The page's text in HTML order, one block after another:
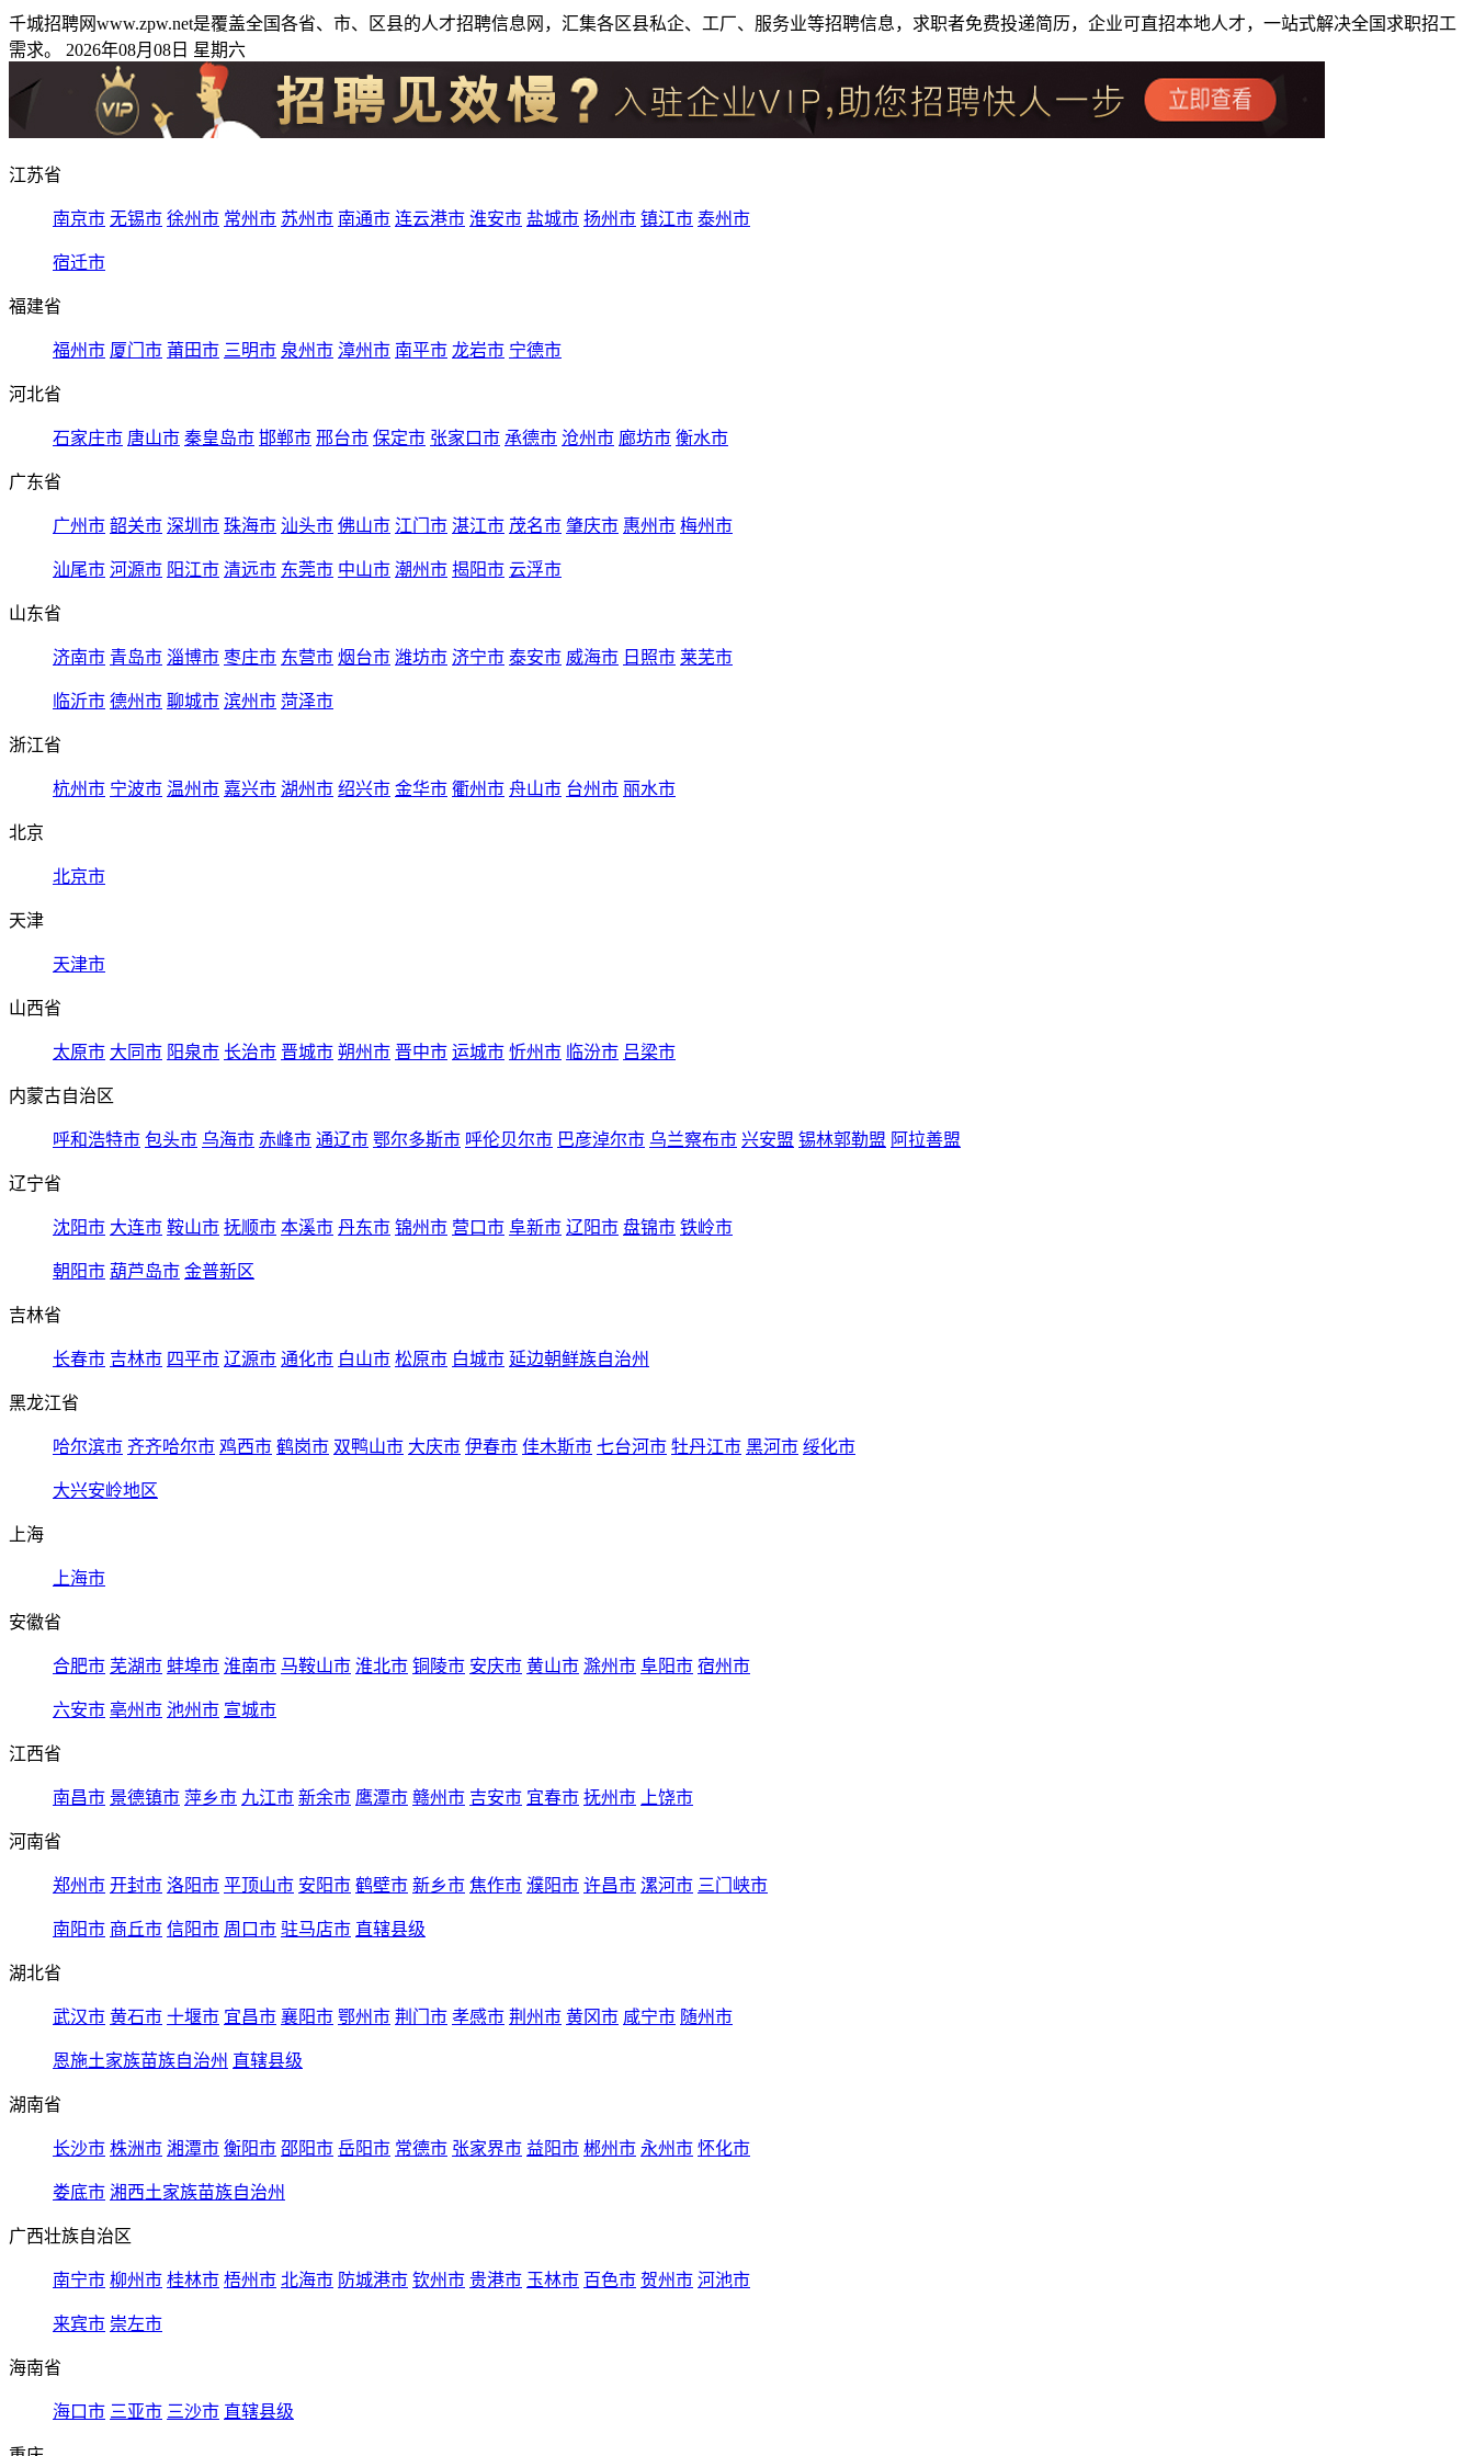
千城招聘网www.zpw.net是覆盖全国各省、市、区县的人才招聘信息网，汇集各区县私企、工厂、服务业等招聘信息，求职者免费投递简历，企业可直招本地人才，一站式解决全国求职招工
需求。 2026年08月08日 星期六
江苏省
南京市 无锡市 徐州市 常州市 苏州市 南通市 连云港市 淮安市 盐城市 扬州市 镇江市 泰州市
宿迁市
福建省
福州市 厦门市 莆田市 三明市 泉州市 漳州市 南平市 龙岩市 宁德市
河北省
石家庄市 唐山市 秦皇岛市 邯郸市 邢台市 保定市 张家口市 承德市 沧州市 廊坊市 衡水市
广东省
广州市 韶关市 深圳市 珠海市 汕头市 佛山市 江门市 湛江市 茂名市 肇庆市 惠州市 梅州市
汕尾市 河源市 阳江市 清远市 东莞市 中山市 潮州市 揭阳市 云浮市
山东省
济南市 青岛市 淄博市 枣庄市 东营市 烟台市 潍坊市 济宁市 泰安市 威海市 日照市 莱芜市
临沂市 德州市 聊城市 滨州市 菏泽市
浙江省
杭州市 宁波市 温州市 嘉兴市 湖州市 绍兴市 金华市 衢州市 舟山市 台州市 丽水市
北京
北京市
天津
天津市
山西省
太原市 大同市 阳泉市 长治市 晋城市 朔州市 晋中市 运城市 忻州市 临汾市 吕梁市
内蒙古自治区
呼和浩特市 包头市 乌海市 赤峰市 通辽市 鄂尔多斯市 呼伦贝尔市 巴彦淖尔市 乌兰察布市 兴安盟 锡林郭勒盟 阿拉善盟
辽宁省
沈阳市 大连市 鞍山市 抚顺市 本溪市 丹东市 锦州市 营口市 阜新市 辽阳市 盘锦市 铁岭市
朝阳市 葫芦岛市 金普新区
吉林省
长春市 吉林市 四平市 辽源市 通化市 白山市 松原市 白城市 延边朝鲜族自治州
黑龙江省
哈尔滨市 齐齐哈尔市 鸡西市 鹤岗市 双鸭山市 大庆市 伊春市 佳木斯市 七台河市 牡丹江市 黑河市 绥化市
大兴安岭地区
上海
上海市
安徽省
合肥市 芜湖市 蚌埠市 淮南市 马鞍山市 淮北市 铜陵市 安庆市 黄山市 滁州市 阜阳市 宿州市
六安市 亳州市 池州市 宣城市
江西省
南昌市 景德镇市 萍乡市 九江市 新余市 鹰潭市 赣州市 吉安市 宜春市 抚州市 上饶市
河南省
郑州市 开封市 洛阳市 平顶山市 安阳市 鹤壁市 新乡市 焦作市 濮阳市 许昌市 漯河市 三门峡市
南阳市 商丘市 信阳市 周口市 驻马店市 直辖县级
湖北省
武汉市 黄石市 十堰市 宜昌市 襄阳市 鄂州市 荆门市 孝感市 荆州市 黄冈市 咸宁市 随州市
恩施土家族苗族自治州 直辖县级
湖南省
长沙市 株洲市 湘潭市 衡阳市 邵阳市 岳阳市 常德市 张家界市 益阳市 郴州市 永州市 怀化市
娄底市 湘西土家族苗族自治州
广西壮族自治区
南宁市 柳州市 桂林市 梧州市 北海市 防城港市 钦州市 贵港市 玉林市 百色市 贺州市 河池市
来宾市 崇左市
海南省
海口市 三亚市 三沙市 直辖县级